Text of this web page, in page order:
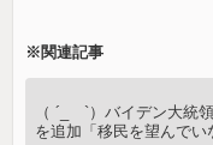
※関連記事
（ ´_ゝ`）バイデン大
を追加「移民を望んでい